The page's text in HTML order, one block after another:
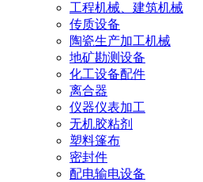
工程机械、建筑机械
传质设备
陶瓷生产加工机械
地矿勘测设备
化工设备配件
离合器
仪器仪表加工
无机胶粘剂
塑料篷布
密封件
配电输电设备